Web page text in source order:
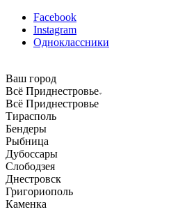
Facebook
Instagram
Одноклассники
Ваш город
Всё Приднестровье
Всё Приднестровье
Тирасполь
Бендеры
Рыбница
Дубоссары
Слободзея
Днестровск
Григориополь
Каменка